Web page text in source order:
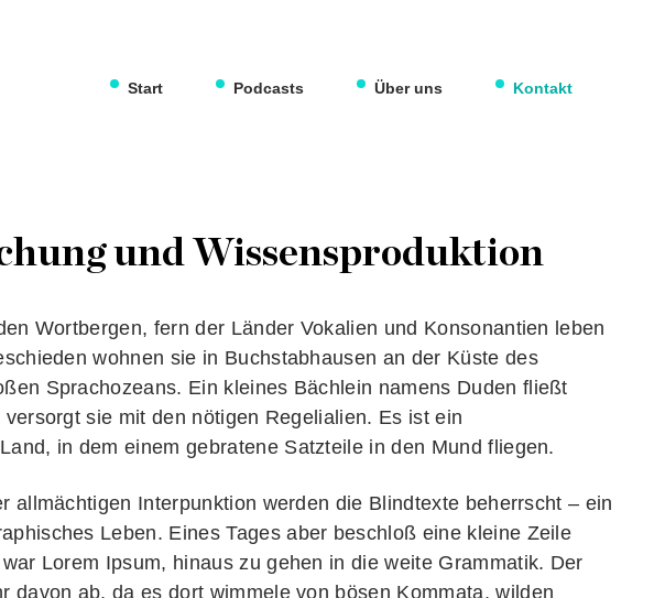
Start Podcasts Über uns Kontakt
und Wissensproduktion
Wortbergen, fern der Länder Vokalien und Konsonantien leben
wohnen sie in Buchstabhausen an der Küste des
Sprachozeans. Ein kleines Bächlein namens Duden fließt
sie mit den nötigen Regelialien. Es ist ein
in dem einem gebratene Satzteile in den Mund fliegen.
allmächtigen Interpunktion werden die Blindtexte beherrscht – ein
Leben. Eines Tages aber beschloß eine kleine Zeile
Lorem Ipsum, hinaus zu gehen in die weite Grammatik. Der
davon ab, da es dort wimmele von bösen Kommata, wilden